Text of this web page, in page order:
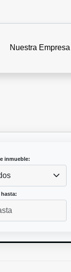
Nuestra Empresa
inmueble:
hasta: